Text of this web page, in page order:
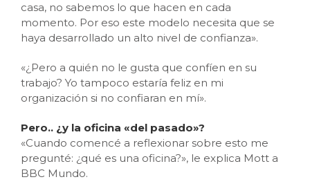
casa, no sabemos lo que hacen en cada
momento. Por eso este modelo necesita que se
haya desarrollado un alto nivel de confianza».
«¿Pero a quién no le gusta que confíen en su
trabajo? Yo tampoco estaría feliz en mi
organización si no confiaran en mí».
Pero.. ¿y la oficina «del pasado»?
«Cuando comencé a reflexionar sobre esto me
pregunté: ¿qué es una oficina?», le explica Mott a
BBC Mundo.